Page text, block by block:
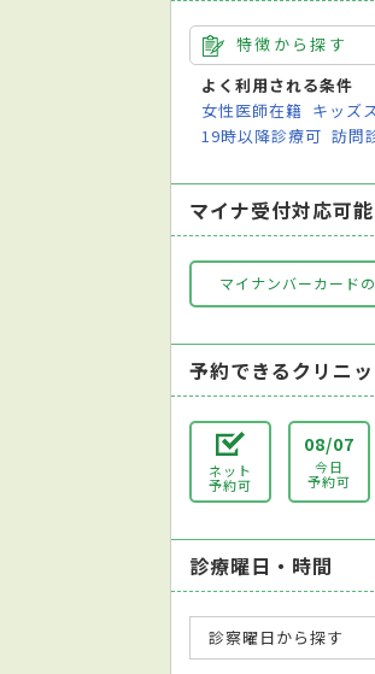
特徴から探す
よく利用される条件
女性医師在籍 キッズ
19時以降診療可 訪問
マイナ受付対応可
マイナンバーカード
予約できるクリニ
ネット
予約可
08/07
今日
予約可
診療曜日・時間
診察曜日から探す